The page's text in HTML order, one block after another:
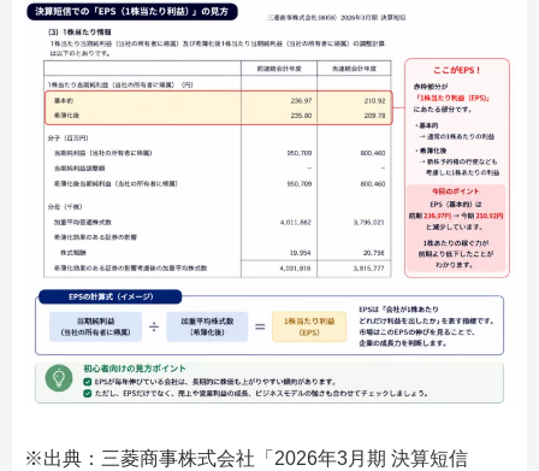
※出典：三菱商事株式会社「2026年3月期 決算短信